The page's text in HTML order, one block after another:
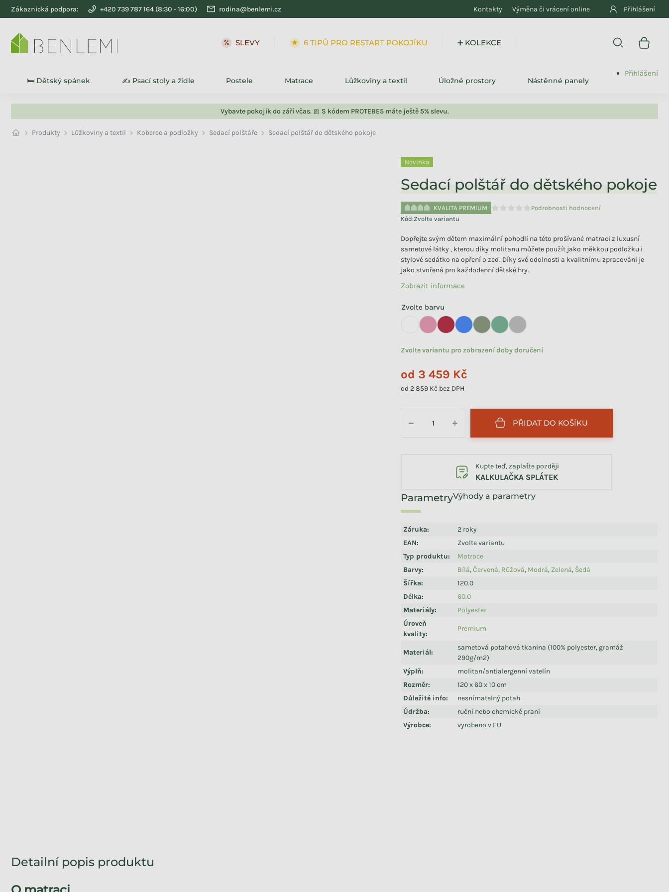
Přejít na obsah
Vybavte pokojík do září včas. 🎀 S kódem PROTEBE5 máte ještě 5% slevu.
Zákaznická podpora: +420 739 787 164 rodina@benlemi.cz Kontakty Výměna či vrácení online Přihlášení
6 TIPŮ PRO RESTART POKOJÍKU ➕ KOLEKCE
🛏️ Dětský spánek ✍️ Psací stoly a židle Postele Matrace Lůžkoviny a textil Úložné prostory Nástěnné panely
Přihlášení
Produkty Lůžkoviny a textil Koberce a podložky Sedací polštáře Sedací polštář do dětského pokoje
Novinka
Sedací polštář do dětského pokoje
KVALITA PREMIUM
Průměrné hodnocení produktu je 0,0 z 5 hvězdiček.
Podrobnosti hodnocení
Kód:Zvolte variantu
od 3 459 Kč
od 2 859 Kč bez DPH
Zvolte variantu pro zobrazení doby doručení
Zvolte barvu
+
− PŘIDAT DO KOŠÍKU
Výhody a parametry
Záruka:
2 roky
EAN:
Zvolte variantu
Typ produktu:
Matrace
Barvy: Bílá,Červená, Růžová, Modrá, Zelená, Šedá
Šířka:
120.0
Délka:
60.0
Materiály:
Polyester
Úroveň
kvality:
Premium
Materiál:
sametová potahová tkanina (100% polyester, gramáž
290g/m2)
Výplň:
molitan/antialergenní vatelín
Rozměr:
120 x 60 x 10 cm
Důležité info:
nesnímatelný potah
Údržba:
ruční nebo chemické praní
Výrobce: vyrobeno v EU
Kupte teď, zaplaťte později
KALKULAČKA SPLÁTEK
Dopřejte svým dětem maximální pohodlí na této prošívané matraci z luxusní
sametové látky , kterou díky molitanu můžete použít jako měkkou podložku i
stylové sedátko na opření o zeď. Díky své odolnosti a kvalitnímu zpracování je
jako stvořená pro každodenní dětské hry.
Zobrazit informace
Detailní popis produktu